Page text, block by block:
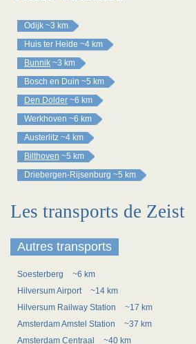
Odijk ~3 km
Huis ter Heide ~4 km
Bunnik ~3 km
Bosch en Duin ~5 km
Den Dolder ~6 km
Werkhoven ~6 km
Austerlitz ~4 km
Bilthoven ~5 km
Driebergen-Rijsenburg ~5 km
Les transports de Zeist
Autres transports
Soesterberg
~6 km
Hilversum Airport
~14 km
Hilversum Railway Station
~17 km
Amsterdam Amstel Station
~37 km
Amsterdam Centraal
~40 km